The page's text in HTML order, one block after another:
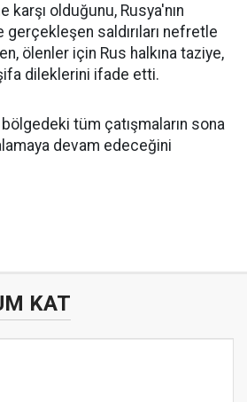
olduğunu, Rusya'nın
gerçekleşen saldırıları nefretle
ölenler için Rus halkına taziye,
dileklerini ifade etti.
tüm çatışmaların sona
devam edeceğini
KAT